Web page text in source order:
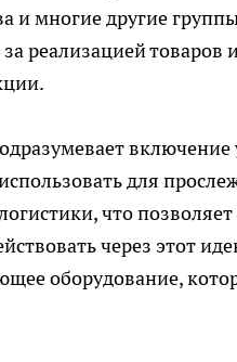
и многие другие
реализацией
для
что
через этот
оборудование,